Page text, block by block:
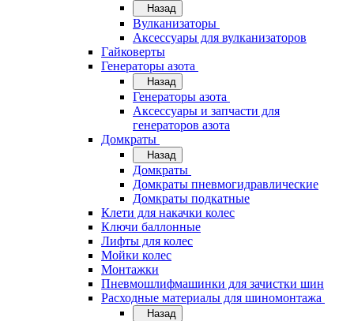
Назад
Вулканизаторы
Аксессуары для вулканизаторов
Гайковерты
Генераторы азота
Назад
Генераторы азота
Аксессуары и запчасти для
генераторов азота
Домкраты
Назад
Домкраты
Домкраты пневмогидравлические
Домкраты подкатные
Клети для накачки колес
Ключи баллонные
Лифты для колес
Мойки колес
Монтажки
Пневмошлифмашинки для зачистки шин
Расходные материалы для шиномонтажа
Назад